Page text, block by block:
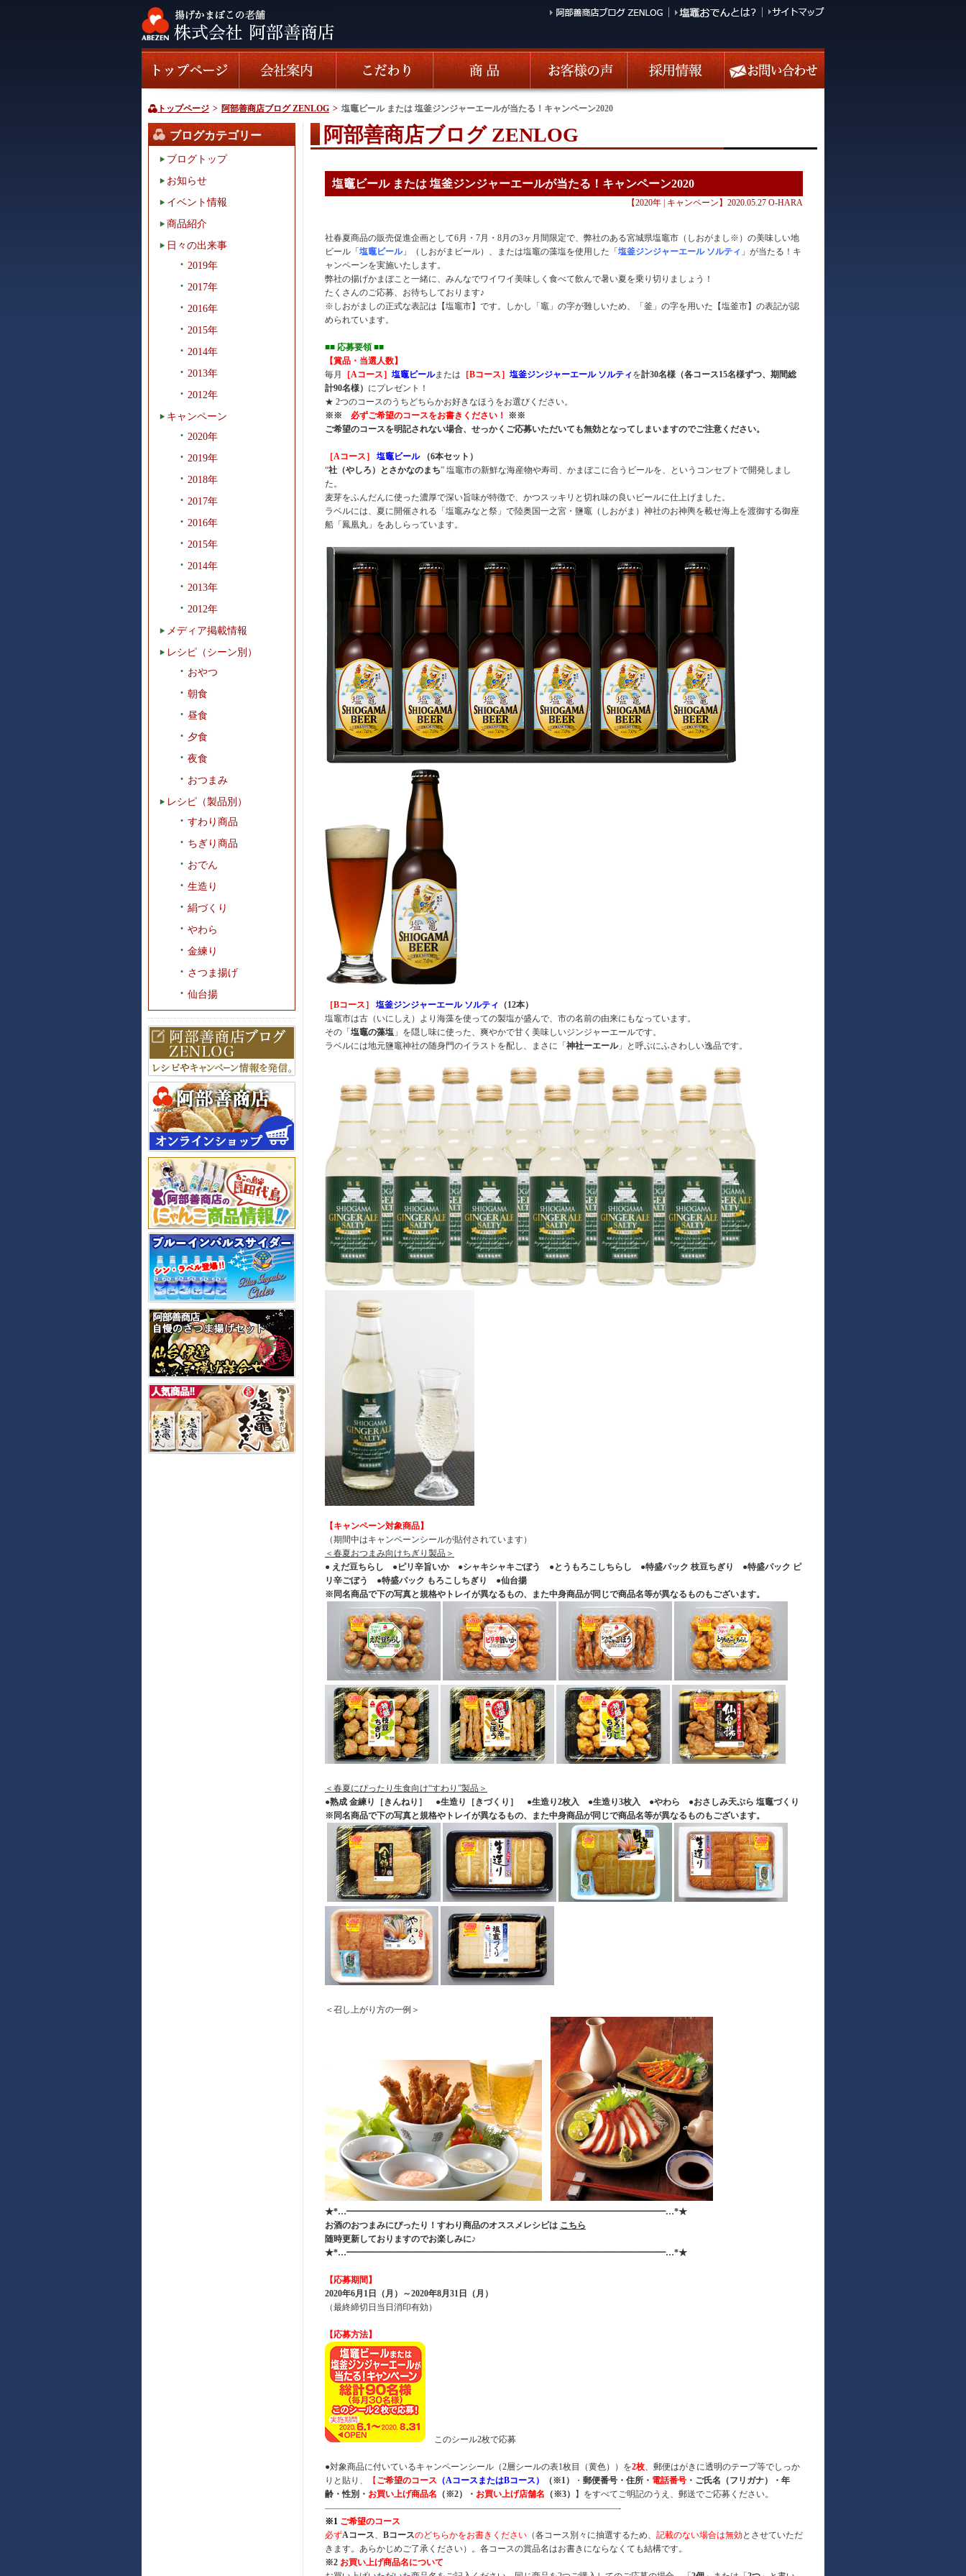
トップページ > 阿部善商店ブログ ZENLOG > 塩竈ビール または 塩釜ジンジャーエールが当たる！キャンペーン2020
ブログカテゴリー
ブログトップ
お知らせ
イベント情報
商品紹介
日々の出来事
2019年
2017年
2016年
2015年
2014年
2013年
2012年
キャンペーン
2020年
2019年
2018年
2017年
2016年
2015年
2014年
2013年
2012年
メディア掲載情報
レシピ（シーン別）
おやつ
朝食
昼食
夕食
夜食
おつまみ
レシピ（製品別）
すわり商品
ちぎり商品
おでん
生造り
絹づくり
やわら
金練り
さつま揚げ
仙台揚
阿部善商店ブログ ZENLOG
塩竈ビール または 塩釜ジンジャーエールが当たる！キャンペーン2020
【2020年 キャンペーン 】2020.05.27 O-HARA
社春夏商品の販売促進企画として6月・7月・8月の3ヶ月間限定で、弊社のある宮城県塩竈市（しおがまし※）の美味しい地
ビール「 塩竈ビール」（しおがまビール）、または塩竈の藻塩を使用した「 塩釜ジンジャーエール ソルティ 」が当たる！キ
ャンペーンを実施いたします。
弊社の揚げかまぼこと一緒に、みんなでワイワイ美味しく食べて飲んで暑い夏を乗り切りましょう！
たくさんのご応募、お待ちしております♪
※しおがましの正式な表記は【塩竈市】です。しかし「竈」の字が難しいため、「釜」の字を用いた【塩釜市】の表記が認
められています。
■■ 応募要領 ■■
【賞品・当選人数】
毎月
［Aコース］ 塩竈ビールまたは ［Bコース］ 塩釜ジンジャーエール ソルティ を計30名様（各コース15名様ずつ、期間総
計90名様） にプレゼント！
★ 2つのコースのうちどちらかお好きなほうをお選びください。
※※ 必ずご希望のコースをお書きください！
※※
ご希望のコースを明記されない場合、せっかくご応募いただいても無効となってしまいますのでご注意ください。
［Aコース］ 塩竈ビール（6本セット）
“社（やしろ）とさかなのまち” 塩竈市の新鮮な海産物や寿司、かまぼこに合うビールを、というコンセプトで開発しまし
た。
麦芽をふんだんに使った濃厚で深い旨味が特徴で、かつスッキリと切れ味の良いビールに仕上げました。
ラベルには、夏に開催される「塩竈みなと祭」で陸奥国一之宮・鹽竈（しおがま）神社のお神輿を載せ海上を渡御する御座
船「鳳凰丸」をあしらっています。
［Bコース］ 塩釜ジンジャーエール ソルティ
（12本）
塩竈市は古（いにしえ）より海藻を使っての製塩が盛んで、市の名前の由来にもなっています。
その「 塩竈の藻塩 」を隠し味に使った、爽やかで甘く美味しいジンジャーエールです。
ラベルには地元鹽竈神社の随身門のイラストを配し、まさに「 神社ーエール」と呼ぶにふさわしい逸品です。
【キャンペーン対象商品】
（期間中はキャンペーンシールが貼付されています）
＜春夏おつまみ向けちぎり製品＞
● えだ豆ちらし ●ピリ辛旨いか ●シャキシャキごぼう ●とうもろこしちらし ●特盛パック 枝豆ちぎり ●特盛パック ピ
リ辛ごぼう ●特盛パック もろこしちぎり ●仙台揚
※同名商品で下の写真と規格やトレイが異なるもの、また中身商品が同じで商品名等が異なるものもございます。
＜春夏にぴったり生食向け“すわり”製品＞
●熟成 金練り［きんねり］ ●生造り［きづくり］ ●生造り2枚入 ●生造り3枚入 ●やわら ●おさしみ天ぷら 塩竈づくり
※同名商品で下の写真と規格やトレイが異なるもの、また中身商品が同じで商品名等が異なるものもございます。
＜召し上がり方の一例＞
★*…━━━━━━━━━━━━━━━━━━━━━━━━━━━━━━━━━━━━━…*★
お酒のおつまみにぴったり！すわり商品のオススメレシピは こちら
随時更新しておりますのでお楽しみに♪
★*…━━━━━━━━━━━━━━━━━━━━━━━━━━━━━━━━━━━━━…*★
【応募期間】
2020年6月1日（月）～2020年8月31日（月）
（最終締切日当日消印有効）
【応募方法】
このシール2枚で応募
●対象商品に付いているキャンペーンシール（2層シールの表1枚目（黄色））を2枚、郵便はがきに透明のテープ等でしっか
りと貼り 、【 ご希望のコース （AコースまたはBコース） （※1） ・ 郵便番号・住所・ 電話番号 ・ご氏名（フリガナ）・年
齢・性別・ お買い上げ商品名 （※2）・ お買い上げ店舗名 （※3）
】をすべてご明記のうえ、郵送でご応募ください。
——————————————————————————————————-
※1 ご希望のコース
必ずAコース、 Bコースのどちらかをお書きください （各コース別々に抽選するため、 記載のない場合は無効とさせていただ
きます。あらかじめご了承ください）。各コースの賞品名はお書きにならなくても結構です。
※2 お買い上げ商品名について